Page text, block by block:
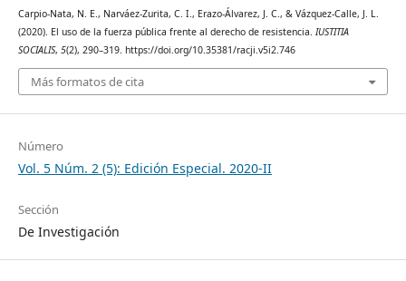
Carpio-Nata, N. E., Narváez-Zurita, C. I., Erazo-Álvarez, J. C., & Vázquez-Calle, J. L.
(2020). El uso de la fuerza pública frente al derecho de resistencia. IUSTITIA
SOCIALIS, 5(2), 290–319. https://doi.org/10.35381/racji.v5i2.746
Más formatos de cita
Número
Vol. 5 Núm. 2 (5): Edición Especial. 2020-II
Sección
De Investigación